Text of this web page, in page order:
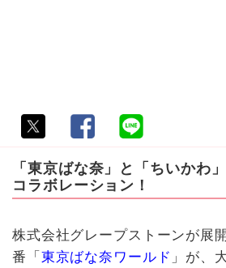
「東京ばな奈」と「ちいかわ
コラボレーション！
株式会社グレープストーンが展
番「東京ばな奈ワールド 」が、